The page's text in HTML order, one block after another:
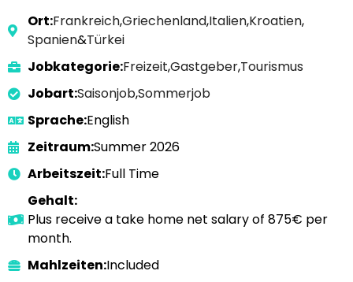
Ort:Frankreich,Griechenland,Italien,Kroatien,
Spanien&Türkei
Jobkategorie:Freizeit,Gastgeber,Tourismus
Jobart:Saisonjob,Sommerjob
Sprache:English
Zeitraum:Summer 2026
Arbeitszeit:Full Time
Gehalt:
Plus receive a take home net salary of 875€ per
month.
Mahlzeiten:Included